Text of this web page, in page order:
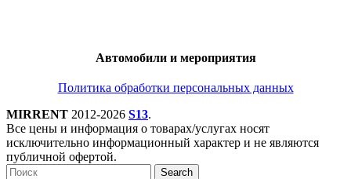
Автомобили и мероприятия
Политика обработки персональных данных
MIRRENT 2012-2026 S13.
Все цены и информация о товарах/услугах носят
исключительно информационный характер и не являются
публичной офертой.
Search